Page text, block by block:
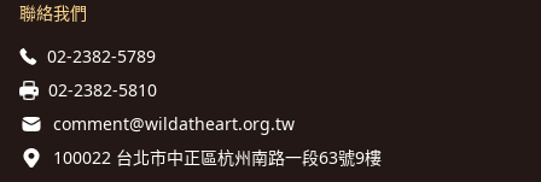
聯絡我們
02-2382-5789
02-2382-5810
comment@wildatheart.org.tw
100022 台北市中正區杭州南路一段63號9樓